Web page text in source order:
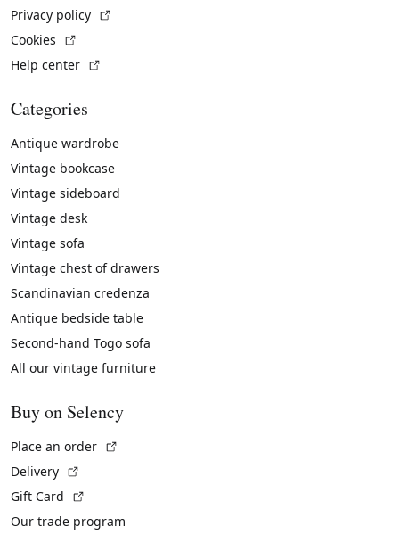
Privacy policy
Cookies
Help center
Categories
Antique wardrobe
Vintage bookcase
Vintage sideboard
Vintage desk
Vintage sofa
Vintage chest of drawers
Scandinavian credenza
Antique bedside table
Second-hand Togo sofa
All our vintage furniture
Buy on Selency
Place an order
Delivery
Gift Card
Our trade program